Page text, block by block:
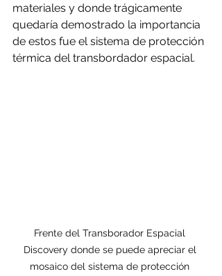
materiales y donde trágicamente
quedaría demostrado la importancia
de estos fue el sistema de protección
térmica del transbordador espacial.
Frente del Transborador Espacial
Discovery donde se puede apreciar el
mosaico del sistema de protección